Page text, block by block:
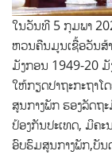
ໃນວັນທີ 5 ກຸມພາ
ຫວນຄືນມູນເຊື້ອວັນສ້
ມັງກອນ 1949-20
ໃຫ້ກຽດປາຖະກະຖາໂ
ສູນກາງພັກ ຮອງລັດຖ
ປ້ອງກັນປະເທດ, ມີຄະ
ອົບຮົມສູນກາງພັກ,ບັ